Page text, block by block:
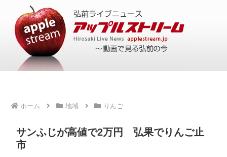
ホーム 地域 りんご
サンふじが高値で2万円 弘果でりんご止
市